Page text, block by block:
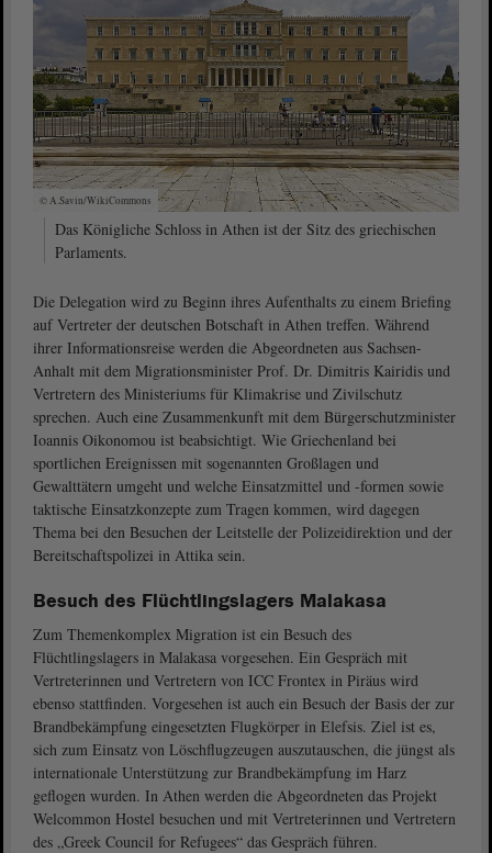
© A.Savin/WikiCommons
Das Königliche Schloss in Athen ist der Sitz des griechischen
Parlaments.
Die Delegation wird zu Beginn ihres Aufenthalts zu einem Briefing
auf Vertreter der deutschen Botschaft in Athen treffen. Während
ihrer Informationsreise werden die Abgeordneten aus Sachsen-
Anhalt mit dem Migrationsminister Prof. Dr. Dimitris Kairidis und
Vertretern des Ministeriums für Klimakrise und Zivilschutz
sprechen. Auch eine Zusammenkunft mit dem Bürgerschutzminister
Ioannis Oikonomou ist beabsichtigt. Wie Griechenland bei
sportlichen Ereignissen mit sogenannten Großlagen und
Gewalttätern umgeht und welche Einsatzmittel und -formen sowie
taktische Einsatzkonzepte zum Tragen kommen, wird dagegen
Thema bei den Besuchen der Leitstelle der Polizeidirektion und der
Bereitschaftspolizei in Attika sein.
Besuch des Flüchtlingslagers Malakasa
Zum Themenkomplex Migration ist ein Besuch des
Flüchtlingslagers in Malakasa vorgesehen. Ein Gespräch mit
Vertreterinnen und Vertretern von ICC Frontex in Piräus wird
ebenso stattfinden. Vorgesehen ist auch ein Besuch der Basis der zur
Brandbekämpfung eingesetzten Flugkörper in Elefsis. Ziel ist es,
sich zum Einsatz von Löschflugzeugen auszutauschen, die jüngst als
internationale Unterstützung zur Brandbekämpfung im Harz
geflogen wurden. In Athen werden die Abgeordneten das Projekt
Welcommon Hostel besuchen und mit Vertreterinnen und Vertretern
des „Greek Council for Refugees“ das Gespräch führen.